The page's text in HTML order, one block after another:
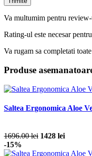
Va multumim pentru
Rating-ul este necesar
Va rugam sa completati
Produse
Saltea Ergonomica Aloe
1696.00 lei 1428 lei
-15%